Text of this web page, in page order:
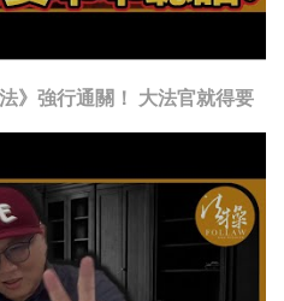
》強行通關！ 大法官就得要